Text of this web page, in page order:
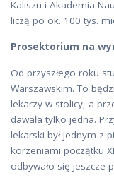
Kaliszu i Akademia
liczą po ok. 100 tys.
Prosektorium na
Od przyszłego roku
Warszawskim. To
lekarzy w stolicy, a
dawała tylko jedna.
lekarski był jednym z
korzeniami początku
odbywało się jeszcze